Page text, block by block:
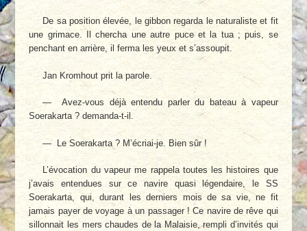
De sa position élevée, le gibbon regarda le naturaliste et fit
une grimace. Il chercha une autre puce et la tua ; puis, se
penchant en arrière, il ferma les yeux et s’assoupit.
Jan Kromhout prit la parole.
— Avez-vous déjà entendu parler du bateau à vapeur
Soerakarta ? demanda-t-il.
— Le Soerakarta ? M’écriai-je. Bien sûr !
L’évocation du vapeur me rappela toutes les histoires que
j’avais entendues sur ce navire quasi légendaire, le SS
Soerakarta, qui, durant les derniers mois de sa vie, ne fit
jamais payer de voyage à un passager ! Ce navire de rêve qui
sillonnait les mers chaudes de la Malaisie, rempli d’invités qui